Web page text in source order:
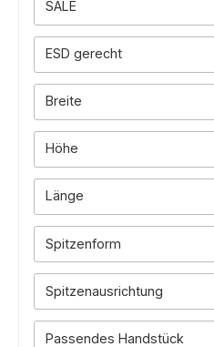
SALE
ESD gerecht
Breite
Höhe
Länge
Spitzenform
Spitzenausrichtung
Passendes Handstück